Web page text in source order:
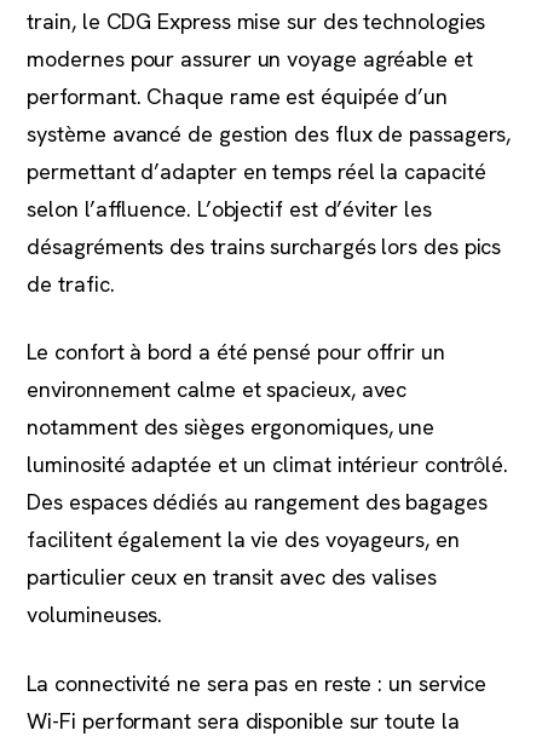
train, le CDG Express mise sur des technologies
modernes pour assurer un voyage agréable et
performant. Chaque rame est équipée d’un
système avancé de gestion des flux de passagers,
permettant d’adapter en temps réel la capacité
selon l’affluence. L’objectif est d’éviter les
désagréments des trains surchargés lors des pics
de trafic.
Le confort à bord a été pensé pour offrir un
environnement calme et spacieux, avec
notamment des sièges ergonomiques, une
luminosité adaptée et un climat intérieur contrôlé.
Des espaces dédiés au rangement des bagages
facilitent également la vie des voyageurs, en
particulier ceux en transit avec des valises
volumineuses.
La connectivité ne sera pas en reste : un service
Wi-Fi performant sera disponible sur toute la